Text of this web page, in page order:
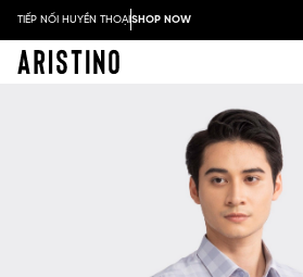
TIẾP NỐI HUYỀN THOẠISHOP NOW